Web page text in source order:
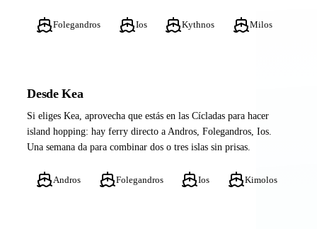
Folegandros Ios Kythnos Milos
Desde Kea
Si eliges Kea, aprovecha que estás en las Cícladas para hacer
island hopping: hay ferry directo a Andros, Folegandros, Ios.
Una semana da para combinar dos o tres islas sin prisas.
Andros Folegandros Ios Kimolos